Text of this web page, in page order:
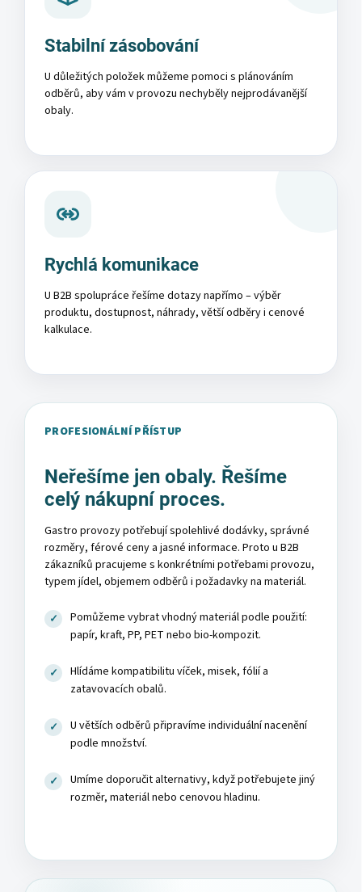
Stabilní zásobování
U důležitých položek můžeme pomoci s plánováním
odběrů, aby vám v provozu nechyběly nejprodávanější
obaly.
Rychlá komunikace
U B2B spolupráce řešíme dotazy napřímo – výběr
produktu, dostupnost, náhrady, větší odběry i cenové
kalkulace.
PROFESIONÁLNÍ PŘÍSTUP
Neřešíme jen obaly. Řešíme
celý nákupní proces.
Gastro provozy potřebují spolehlivé dodávky, správné
rozměry, férové ceny a jasné informace. Proto u B2B
zákazníků pracujeme s konkrétními potřebami provozu,
typem jídel, objemem odběrů i požadavky na materiál.
Pomůžeme vybrat vhodný materiál podle použití:
papír, kraft, PP, PET nebo bio-kompozit.
Hlídáme kompatibilitu víček, misek, fólií a
zatavovacích obalů.
U větších odběrů připravíme individuální nacenění
podle množství.
Umíme doporučit alternativy, když potřebujete jiný
rozměr, materiál nebo cenovou hladinu.